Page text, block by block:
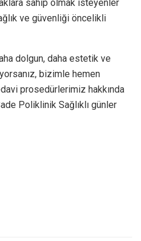
sahip olmak isteyenler
ve güvenliği öncelikli
dolgun, daha estetik ve
bizimle hemen
prosedürlerimiz hakkında
Poliklinik Sağlıklı günler